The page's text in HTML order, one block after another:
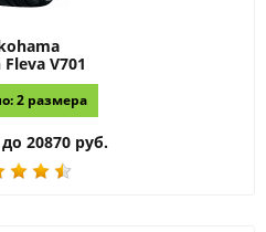
V701
2 размера
20870 руб.